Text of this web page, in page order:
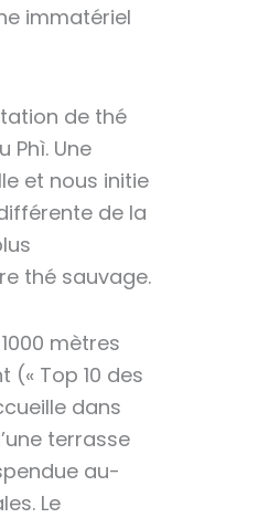
immatériel
de thé
Phì. Une
et nous initie
de la
thé sauvage.
mètres
Top 10 des
dans
terrasse
au-
Le